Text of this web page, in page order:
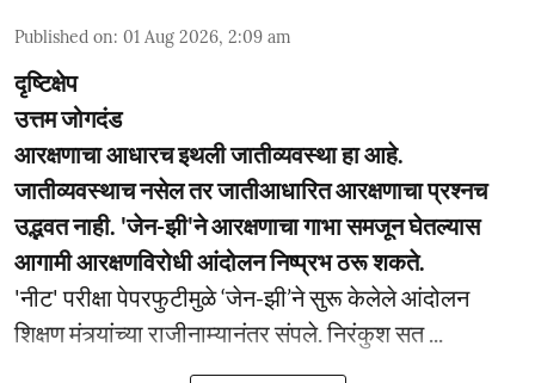
Published on: 01 Aug 2026, 2:09 am
दृष्टिक्षेप
उत्तम जोगदंड
आरक्षणाचा आधारच इथली जातीव्यवस्था हा आहे.
जातीव्यवस्थाच नसेल तर जातीआधारित आरक्षणाचा प्रश्नच
उद्भवत नाही. 'जेन-झी'ने आरक्षणाचा गाभा समजून घेतल्यास
आगामी आरक्षणविरोधी आंदोलन निष्प्रभ ठरू शकते.
'नीट' परीक्षा पेपरफुटीमुळे ‘जेन-झी’ने सुरू केलेले आंदोलन
शिक्षण मंत्र्यांच्या राजीनाम्यानंतर संपले. निरंकुश सत ...